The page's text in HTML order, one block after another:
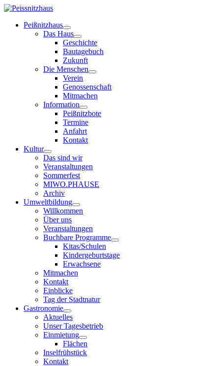
Peißnitzhaus
Das Haus
Geschichte
Bautagebuch
Zukunft
Die Menschen
Verein
Genossenschaft
Mitmachen
Information
Peißnitzbote
Termine
Anfahrt
Kontakt
Kultur
Das sind wir
Veranstaltungen
Sommerfest
MIWO.PHAUSE
Archiv
Umweltbildung
Willkommen
Über uns
Veranstaltungen
Buchbare Programme
Kitas/Schulen
Kindergeburtstage
Erwachsene
Mitmachen
Kontakt
Einblicke
Tag der Stadtnatur
Gastronomie
Aktuelles
Unser Tagesbetrieb
Einmietung
Flächen
Inselfrühstück
Kontakt